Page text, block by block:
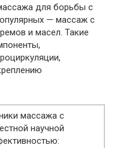
для борьбы с
— массаж с
и масел. Такие
массажа с
научной